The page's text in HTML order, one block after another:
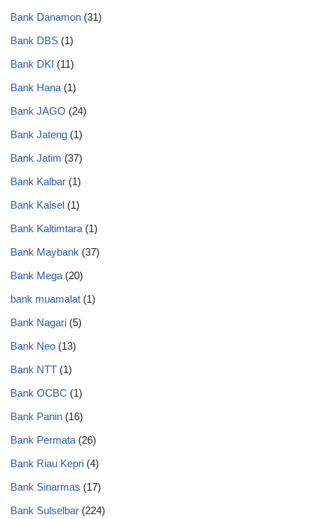
Bank Danamon (31)
Bank DBS (1)
Bank DKI (11)
Bank Hana (1)
Bank JAGO (24)
Bank Jateng (1)
Bank Jatim (37)
Bank Kalbar (1)
Bank Kalsel (1)
Bank Kaltimtara (1)
Bank Maybank (37)
Bank Mega (20)
bank muamalat (1)
Bank Nagari (5)
Bank Neo (13)
Bank NTT (1)
Bank OCBC (1)
Bank Panin (16)
Bank Permata (26)
Bank Riau Kepri (4)
Bank Sinarmas (17)
Bank Sulselbar (224)